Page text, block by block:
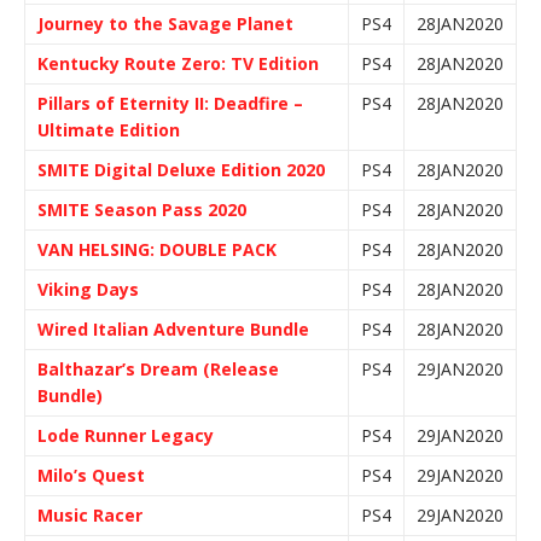
Journey to the Savage Planet PS4
28JAN2020
Kentucky Route Zero: TV Edition
PS4
28JAN2020
Pillars of Eternity II: Deadfire –
Ultimate Edition
PS4 28JAN2020
SMITE Digital Deluxe Edition 2020 PS4
28JAN2020
SMITE Season Pass 2020
PS4
28JAN2020
VAN HELSING: DOUBLE PACK
PS4
28JAN2020
Viking Days
PS4
28JAN2020
Wired Italian Adventure Bundle
PS4
28JAN2020
Balthazar’s Dream (Release
Bundle)
PS4 29JAN2020
Lode Runner Legacy PS4
29JAN2020
Milo’s Quest
PS4
29JAN2020
Music Racer
PS4
29JAN2020